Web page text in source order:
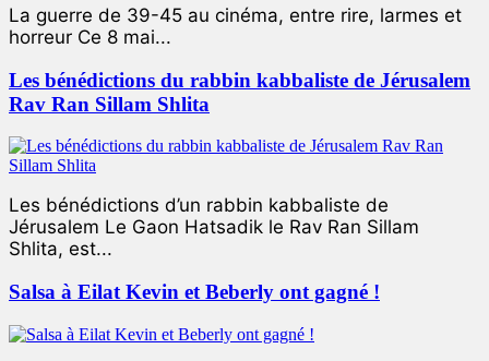
La guerre de 39-45 au cinéma, entre rire, larmes et
horreur Ce 8 mai...
Les bénédictions du rabbin kabbaliste de Jérusalem
Rav Ran Sillam Shlita
Les bénédictions d’un rabbin kabbaliste de
Jérusalem Le Gaon Hatsadik le Rav Ran Sillam
Shlita, est...
Salsa à Eilat Kevin et Beberly ont gagné !